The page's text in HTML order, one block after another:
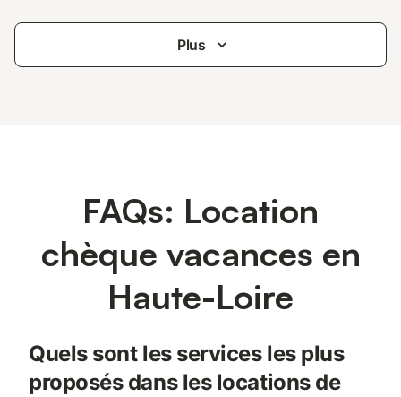
Plus
FAQs: Location
chèque vacances en
Haute-Loire
Quels sont les services les plus
proposés dans les locations de